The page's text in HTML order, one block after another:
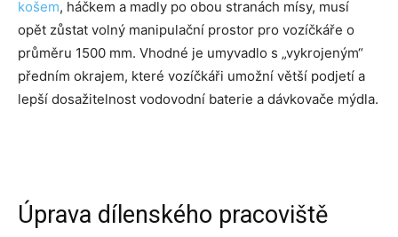
košem, háčkem a madly po obou stranách mísy, musí
opět zůstat volný manipulační prostor pro vozíčkáře o
průměru 1500 mm. Vhodné je umyvadlo s „vykrojeným“
předním okrajem, které vozíčkáři umožní větší podjetí a
lepší dosažitelnost vodovodní baterie a dávkovače mýdla.
Úprava dílenského pracoviště